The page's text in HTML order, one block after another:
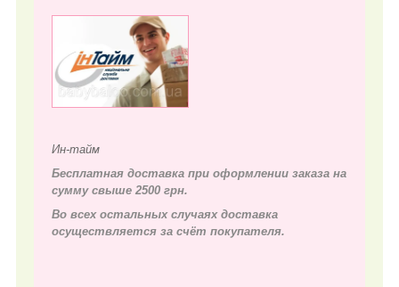
Ин-тайм
Бесплатная доставка при оформлении заказа на
сумму свыше 2500 грн.
Во всех остальных случаях доставка
осуществляется за счёт покупателя.